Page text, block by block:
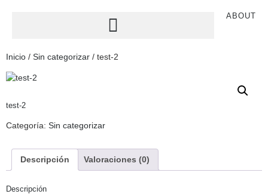
ABOUT
Inicio / Sin categorizar / test-2
test-2
Categoría: Sin categorizar
Descripción Valoraciones (0)
Descripción